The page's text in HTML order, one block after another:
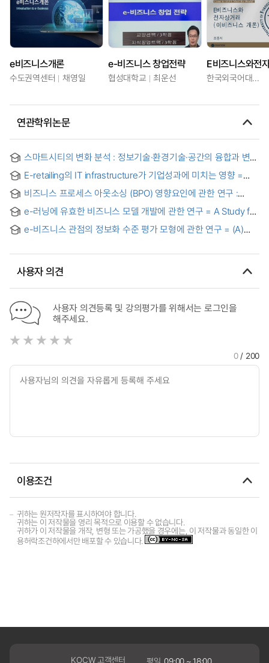
e비즈니스개론
수도권역센터 채영일
e-비즈니스 창업전략
협성대학교 최운선
E비즈니스와전
한국외국어대학교
연관학위논문
스마트시티의 변화 분석 : 정보기술·환경기술·공간의 융합과 변화
= An analysis on the change of smart city : timeline of
convergence among IT(information technology)
ET(environment technology) and space
E-retailing의 IT infrastructure가 기업성과에 미치는 영향 =
Effect of IT infrastructure of e-retailing on business
performance
비즈니스 프로세스 아웃소싱 (BPO) 영향요인에 관한 연구 :
프로세스 지식강도와 정보기술 지원정도를 중심으로 = (An)
exploratory study on the factors affecting BPO(business
process outsourcing) performance of demestic firms :
Focused on knowledge intensity and degree of
e-러닝에 유효한 비즈니스 모델 개발에 관한 연구 = A Study for
Business Model Development of effective to e-Learning
e-비즈니스 관점의 정보화 수준 평가 모형에 관한 연구 = (A)
Information Systems
사용자 의견
사용자 의견등록 및 강의평가를 위해서는 로그인을
해주세요.
0/ 200
이용조건
귀하는 원저작자를 표시하여야 합니다.
귀하는 이 저작물을 영리 목적으로 이용할 수 없습니다.
귀하가 이 저작물을 개작, 변형 또는 가공했을 경우에는, 이 저작물과 동일한 이
용허락조건하에서만 배포할 수 있습니다.
KOCW 고객센터 평일 09:00 ~ 18:00